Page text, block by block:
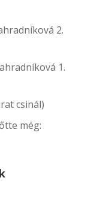
2.
1.
csinál)
még: